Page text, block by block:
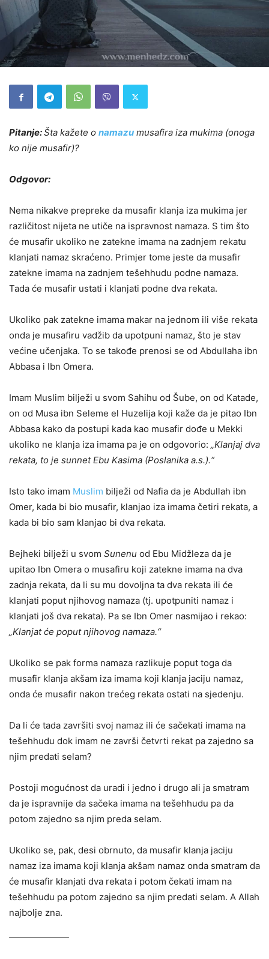
Pitanje:Šta kažete o namazu musafira iza mukima (onoga
ko nije musafir)?
Odgovor:
Nema nikakve prepreke da musafir klanja iza mukima jer
različitost nijeta ne utiče na ispravnost namaza. S tim što
će musafir ukoliko ne zatekne imama na zadnjem rekatu
klanjati namaz skraćeno. Primjer tome jeste da musafir
zatekne imama na zadnjem tešehhudu podne namaza.
Tada će musafir ustati i klanjati podne dva rekata.
Ukoliko pak zatekne imama makar na jednom ili više rekata
onda je musafiru vadžib da upotpuni namaz, što je stav
većine učenjaka. To se takođe prenosi se od Abdullaha ibn
Abbasa i Ibn Omera.
Imam Muslim bilježi u svom Sahihu od Šube, on od Katade,
on od Musa ibn Seleme el Huzelija koji kaže da je pitao Ibn
Abbasa kako da postupi kada kao musafir dođe u Mekki
ukoliko ne klanja iza imama pa je on odgovorio: „Klanjaj dva
rekata, to je sunnet Ebu Kasima (Poslanika a.s.).“
Isto tako imam Muslim bilježi od Nafia da je Abdullah ibn
Omer, kada bi bio musafir, klanjao iza imama četiri rekata, a
kada bi bio sam klanjao bi dva rekata.
Bejheki bilježi u svom Sunenu od Ebu Midžleza da je
upitao Ibn Omera o musafiru koji zatekne imama na dva
zadnja rekata, da li su mu dovoljna ta dva rekata ili će
klanjati poput njihovog namaza (tj. upotpuniti namaz i
klanjati još dva rekata). Pa se Ibn Omer nasmijao i rekao:
„Klanjat će poput njihovog namaza.“
Ukoliko se pak forma namaza razlikuje poput toga da
musafir klanja akšam iza imama koji klanja jaciju namaz,
onda će musafir nakon trećeg rekata ostati na sjedenju.
Da li će tada završiti svoj namaz ili će sačekati imama na
tešehhudu dok imam ne završi četvrti rekat pa zajedno sa
njim predati selam?
Postoji mogućnost da uradi i jedno i drugo ali ja smatram
da je ispravnije da sačeka imama na tešehhudu pa da
potom zajedno sa njim preda selam.
Ukoliko se, pak, desi obrnuto, da musafir klanja jaciju
namaz iza imama koji klanja akšam namaz onda smatram da
će musafir klanjati dva rekata i potom čekati imam na
tešehhudu pa potom zajedno sa njim predati selam. A Allah
najbolje zna.